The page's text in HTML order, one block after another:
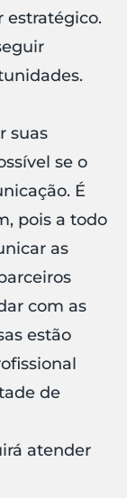
estratégico.
suas
se o
É
pois a todo
as
com as
estão
de
atender